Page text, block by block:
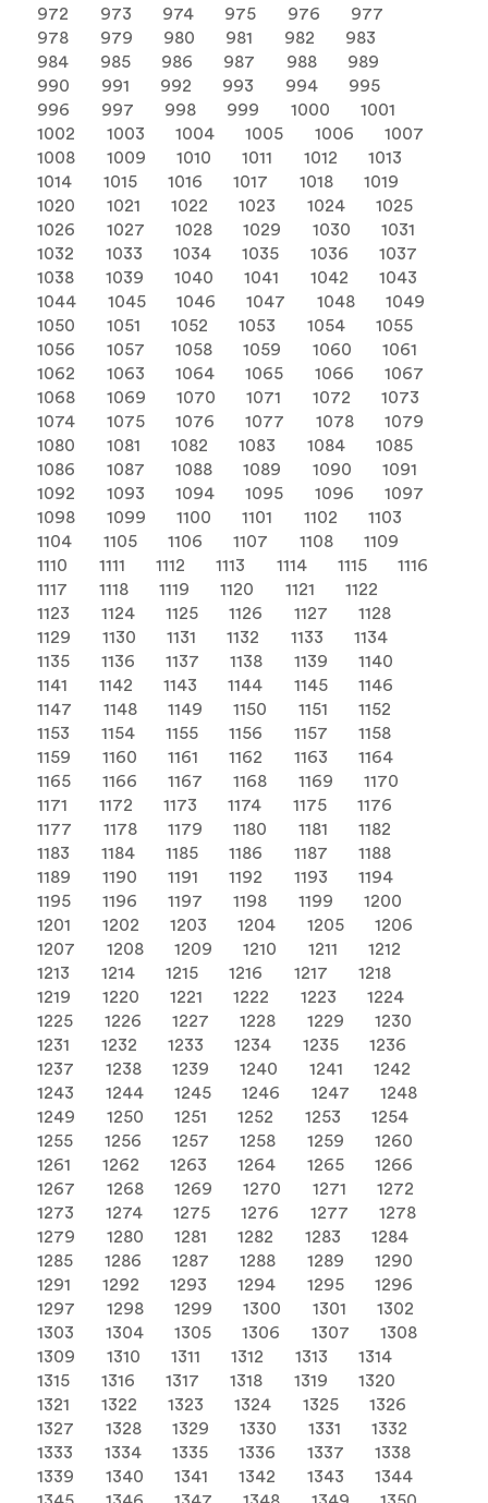
972
973 974 975 976
977
978
979 980 981 982
983
984
985 986 987 988
989
990
991 992 993 994
995
996
997 998 999 1000
1001
1002
1003 1004 1005 1006
1007
1008
1009 1010 1011 1012
1013
1014
1015 1016 1017 1018
1019
1020
1021 1022 1023 1024
1025
1026
1027 1028 1029 1030
1031
1032
1033 1034 1035 1036
1037
1038
1039 1040 1041 1042
1043
1044
1045 1046 1047 1048
1049
1050
1051 1052 1053 1054
1055
1056
1057 1058 1059 1060
1061
1062
1063 1064 1065 1066
1067
1068
1069 1070 1071 1072
1073
1074
1075 1076 1077 1078
1079
1080
1081 1082 1083 1084
1085
1086
1087 1088 1089 1090
1091
1092
1093 1094 1095 1096
1097
1098
1099 1100 1101 1102
1103
1104
1105 1106 1107 1108
1109
1110
1111 1112 1113 1114 1115
1116
1117
1118 1119 1120 1121
1122
1123
1124 1125 1126 1127
1128
1129
1130 1131 1132 1133
1134
1135
1136 1137 1138 1139
1140
1141
1142 1143 1144 1145
1146
1147
1148 1149 1150 1151
1152
1153
1154 1155 1156 1157
1158
1159
1160 1161 1162 1163
1164
1165
1166 1167 1168 1169
1170
1171
1172 1173 1174 1175
1176
1177
1178 1179 1180 1181
1182
1183
1184 1185 1186 1187
1188
1189
1190 1191 1192 1193
1194
1195
1196 1197 1198 1199
1200
1201
1202 1203 1204 1205
1206
1207
1208 1209 1210 1211
1212
1213
1214 1215 1216 1217
1218
1219
1220 1221 1222 1223
1224
1225
1226 1227 1228 1229
1230
1231
1232 1233 1234 1235
1236
1237
1238 1239 1240 1241
1242
1243
1244 1245 1246 1247
1248
1249
1250 1251 1252 1253
1254
1255
1256 1257 1258 1259
1260
1261
1262 1263 1264 1265
1266
1267
1268 1269 1270 1271
1272
1273
1274 1275 1276 1277
1278
1279
1280 1281 1282 1283
1284
1285
1286 1287 1288 1289
1290
1291
1292 1293 1294 1295
1296
1297
1298 1299 1300 1301
1302
1303
1304 1305 1306 1307
1308
1309
1310 1311 1312 1313
1314
1315
1316 1317 1318 1319
1320
1321
1322 1323 1324 1325
1326
1327
1328 1329 1330 1331
1332
1333
1334 1335 1336 1337
1338
1339
1340 1341 1342 1343
1344